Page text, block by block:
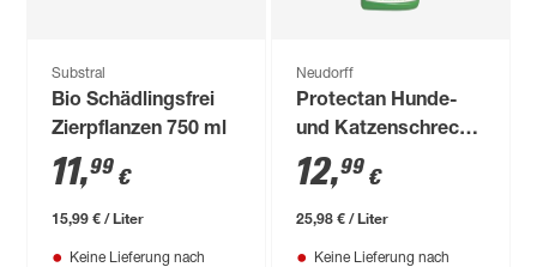
Substral
Bio Schädlingsfrei
Zierpflanzen 750 ml
11,99 €
15,99 € / Liter
Keine Lieferung nach
Neudorff
Protectan Hunde-
und Katzenschreck
500 ml
12,99 €
25,98 € / Liter
Keine Lieferung nach